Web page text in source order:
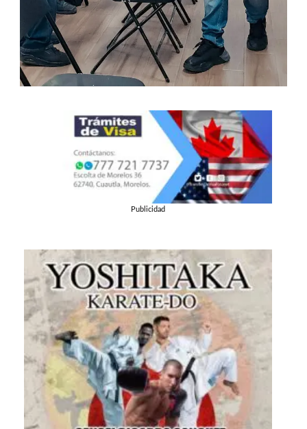
Publicidad